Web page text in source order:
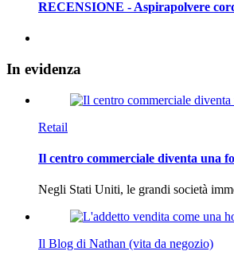
RECENSIONE - Aspirapolvere
In evidenza
Retail
Il centro commerciale diventa una
Negli Stati Uniti, le grandi società
Il Blog di Nathan (vita da negozio)